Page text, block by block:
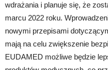
wdrażania i planuje się, że
marcu 2022 roku.
nowymi przepisami
mają na celu zwiększenie
EUDAMED możliwe będzie